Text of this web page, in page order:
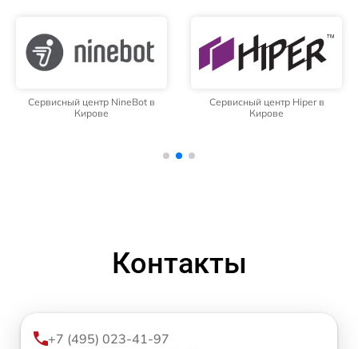
Сервисный центр NineBot в
Кирове
Сервисный центр Hiper в
Кирове
Контакты
+7 (495) 023-41-97